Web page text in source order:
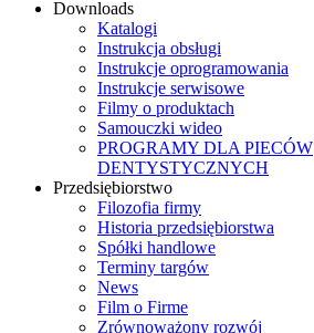
Downloads
Katalogi
Instrukcja obsługi
Instrukcje oprogramowania
Instrukcje serwisowe
Filmy o produktach
Samouczki wideo
PROGRAMY DLA PIECÓW
DENTYSTYCZNYCH
Przedsiębiorstwo
Filozofia firmy
Historia przedsiębiorstwa
Spółki handlowe
Terminy targów
News
Film o Firme
Zrównoważony rozwój